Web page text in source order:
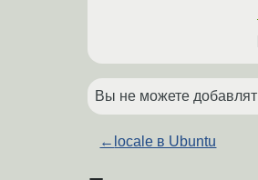
Вы не можете
← locale в Ubuntu